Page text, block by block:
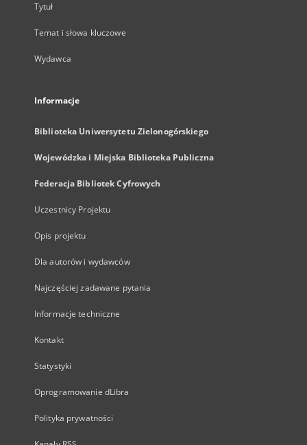
Tytuł
Temat i słowa kluczowe
Wydawca
Informacje
Biblioteka Uniwersytetu Zielonogórskiego
Wojewódzka i Miejska Biblioteka Publiczna
Federacja Bibliotek Cyfrowych
Uczestnicy Projektu
Opis projektu
Dla autorów i wydawców
Najczęściej zadawane pytania
Informacje techniczne
Kontakt
Statystyki
Oprogramowanie dLibra
Polityka prywatności